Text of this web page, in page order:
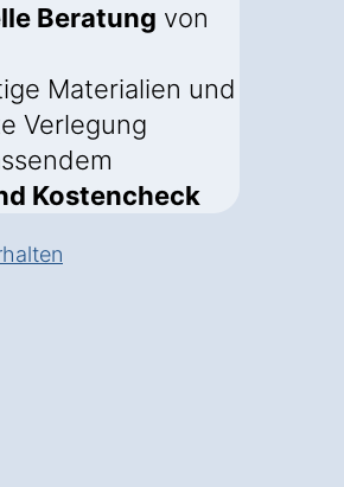
Beratung von
Materialien und
Verlegung
Kostencheck